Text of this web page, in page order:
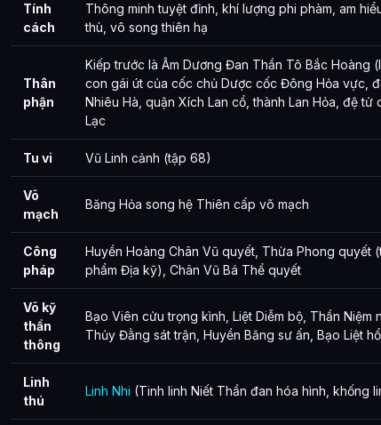
Tính
cách
Thông minh tuyệt đỉnh, khí lượng phi phàm, am
thù, vô song thiên hạ
Thân
phận
Kiếp trước là Âm Dương Đan Thần Tô Bắc Hoàng
con gái út của cốc chủ Dược cốc Đông Hỏa vực,
Nhiêu Hà, quận Xích Lan cổ, thành Lan Hỏa, đệ
Lạc
Tu vi Vũ Linh cảnh (tập 68)
Võ
mạch
Băng Hỏa song hệ Thiên cấp võ mạch
Công
pháp
Huyền Hoàng Chân Vũ quyết, Thừa Phong quyết
phẩm Địa kỹ), Chân Vũ Bá Thể quyết
Võ kỹ
thần
thông
Bạo Viên cửu trọng kình, Liệt Diễm bộ, Thần Niệm
Thủy Đằng sát trận, Huyền Băng sư ấn, Bạo Liệt
Linh
thú
Linh Nhi (Tinh linh Niết Thần đan hóa hình, khống